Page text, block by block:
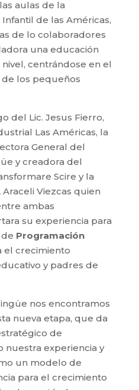
aulas de la
de las Américas,
de lo colaboradores
una educación
centrándose en el
los pequeños
del Lic. Jesus Fierro,
Las Américas, la
General del
y creadora del
Scire y la
Viezcas quien
ambas
su experiencia para
Programación
el crecimiento
y padres de
nos encontramos
nueva etapa, que da
de
nuestra experiencia y
un modelo de
para el crecimiento